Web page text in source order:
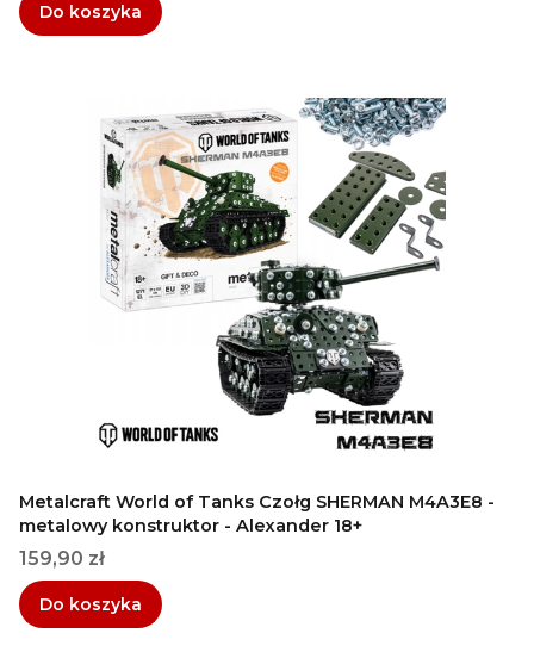
Do koszyka
Metalcraft World of Tanks Czołg SHERMAN M4A3E8 -
metalowy konstruktor - Alexander 18+
Cena
159,90 zł
Do koszyka